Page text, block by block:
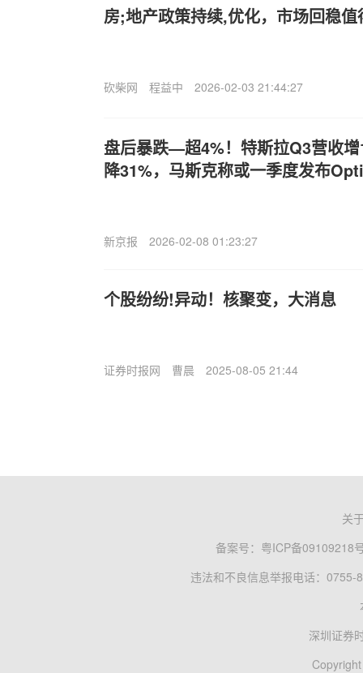
房;地产政策持续,优化，市场回稳值
砍柴网 程益中 2026-02-03 21:44:27
盘后暴跌—超4%！特斯拉Q3营收
降31%，马斯克称或一季度发布
新京报 2026-02-08 01:23:27
个股纷纷!异动！核聚变，大消息
证券时报网 曹晨 2025-08-05 21:44
关
备案号： 粤ICP备09109218
违法和不良信息举报电话：0755-
深圳证券